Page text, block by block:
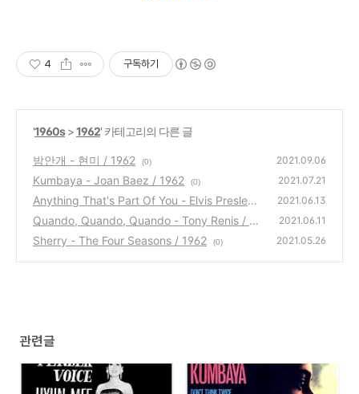
4 구독하기
'1960s>1962' 카테고리의 다른 글
밤안개 - 현미 / 1962 (0) 2021.09.06
Kumbaya - Joan Baez / 1962 (0) 2021.07.21
Anything That's Part Of You - Elvis Presley /
1962
(0)
2021.06.13
Quando, Quando, Quando - Tony Renis / 19
62
(1)
2021.06.11
Sherry - The Four Seasons / 1962 (0) 2021.05.26
관련글